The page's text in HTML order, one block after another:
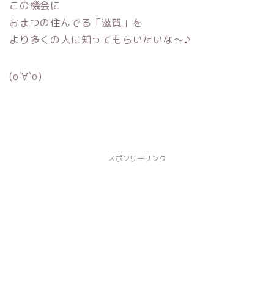
この機会に
おまつの住んでる「滋賀」を
より多くの人に知ってもらいたいな〜♪
(о´∀`о)
スポンサーリンク